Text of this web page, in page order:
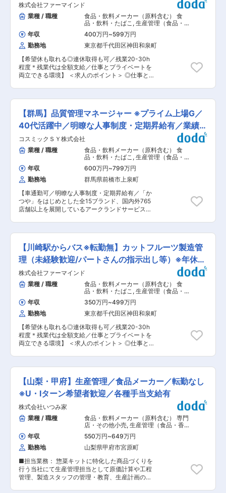
異常発生時の原因究明と是正措置 ・微生物検査や
異物混入防止対策の実施 2.教育・研修: ・店舗・
工場スタッフへのFSMS・HACCPや食品安全に
関する教育 ・新規採用者や現場責任者への衛生管
理研修 3.法令・規格遵守: ・食品衛生法や関連法
規の遵守状況確認 ・社内規定や業界標準との整合
性チェック (※ご経験に併せて下記業務についても
お任せいたします。) 4.HACCPシステムの構築・
維持管理: ・店舗や製造工場におけるFSMSや
HACCPプランの策定、更新、改善 ・CCP（重要
管理点）の設定とモニタリング体制の整備 ・衛生
ェーン全体でのリスク評価 ■組織構成： 食品コ
ーディネーター部の品質管理グループに所属し、
8名のメンバーと共に業務を行います。グループ
内には男性2名、女性6名が在籍しており、40代
から50代のメンバーが中心です。北部九州と南九
州でそれぞれ1名ずつ採用し、エリアごとに担当
の訪問が必要です。場合によっては宿泊を伴うこ
ともあります。 ■魅力情報： ・全社平均残業時
間は12時間程度で、ワークライフバランスを保ち
ながら働けます。 ・成長戦略の一環としての採用
であり、安定した企業でキャリアを築くことがで
きます。 ・専門知識を活かし、安全衛生管理のプ
更の範囲：会社の定める業務
株式会社ファーマインド
業種 / 職種
食品・飲料メーカー（原料含む） 食
品・飲料・たばこ , 生産管理（食品・香
料・飼料） 製造・生産リーダー（食
品・香料・飼料）
年収 400万円~599万円
勤務地
東京都千代田区神田和泉町
【希望休も取れる◎連休取得も可／残業20-30h
程度＊残業代は全額支給／仕事とプライベートを
両立できる環境】 ＜求人のポイント＞ ◎仕事とプ
入社の方も活躍中！ ◎私たちの生活を明るくする
「カットフルーツ」を製造！ ■職務内容： カッ
トフルーツ製造部にて、製造ラインの管理作業を
お任せします。 ※製造ラインでの作業は、パート
さんが行います。 ＜具体的な業務内容＞ （1）製
造ラインの管理 約30名のパート社員への作業の
指示出しや進捗管理を行います。 ゆくゆくはシフ
ト・出退勤管理や現場改善活動も担当いただきま
す。 （2）カットフルーツに使用する原料の品質
チェック （3）機械設備管理 機械設備の稼働状況
を確認し、必要に応じて簡単な調整やメンテナン
スを行います。 ＊カットフルーツの製造は、包丁
やピーラーでの手作業もある現場です。出荷時間
に合わせて、目標数を作るためにパートさんへの
声掛けやサポートなど行っていただきます。 ＜1
日の流れ（例）＞ ◎出社後、メールと受注確認 └
ック、パートさんのライン配置・作業指示、品質
チェックを行います。 ---昼食--- ◎午前の作業状
況を見て、配置の見直し・変更指示を出します。
◎製造現場の片づけをして、事務処理をして退
勤！ ■入社後の流れ： ・まずは、製造作業を知
っていただくために、数か月は実際にカットフル
ーツの製造ラインに入って業務を覚えていただき
ます。 ・業務を覚えたら、製造ラインでのパート
さんの管理を担当します。 ■働き方： ・１週間
ごとのシフト制※夜勤は月平均月7日前後（シーズ
ンによる） ※まずは日勤の業務を覚えていただ
き、徐々に夜勤シフトにも入っていただきます。
・年間休日：124日（基本的に週休二日制・月8〜
希望休を提出いただいており、その後1週間以内
に調整の上決定しています。 ・有給取得日数（全
仕出し弁当あり ・更衣室やロッカー、休憩室あり
変更の範囲：会社の定める業務
【群馬】品質管理マネージャー ※プライム上場G／
40代活躍中／明瞭な人事制度・定期昇給有／業績絶
好調
コスミックＳＹ株式会社
業種 / 職種
食品・飲料メーカー（原料含む） 食
品・飲料・たばこ , 生産管理（食品・香
料・飼料） 品質管理（食品・香料・飼
料）
年収 600万円~799万円
勤務地
群馬県前橋市上泉町
【車通勤可／明瞭な人事制度・定期昇給有／「か
つや」をはじめとした全15ブランド、国内外765
店舗以上を展開しているアークランドサービス
容：品質管理業務を担当していただきます。 【募
集背景】事業拡大による増員 【業務詳細】 ・品
質マニュアル、手順書の作成・管理 ・品質の向
上、維持、原因究明と是正処理 ・社員衛生教育
・製品、工場内の細菌検査 ・各認証取得、更新維
持作業 ・品管に関連する資料及び報告書の作成
【変更の範囲：会社の定める業務】 ■就業環境に
ついて ・平均残業時間は20時間程度 ・車、自転
車、バイク通勤が可能 ・昼食は無料で提供（日替
わりのビュッフェ形式） ■キャリアパス キャリ
アパスが明確で能力・意欲次第で中長期的にスキ
ルアップ・キャリアアップを図ることができま
す。 ■コスミックSYの想い ・他社にはない世界
初の技術を駆使して、おいしさを追求していま
す。 手ごろな価格で、より良いものをスピード感
を持ってお届けする。そのためのこだわりには、
めて作り続けてまいります。 変更の範囲：会社の
定める業務
【川崎駅からバス※転勤無】カットフルーツ製造管
理（未経験歓迎/パートさんの指示出し等）※年休
124日
株式会社ファーマインド
業種 / 職種
食品・飲料メーカー（原料含む） 食
品・飲料・たばこ , 生産管理（食品・香
料・飼料） 製造・生産リーダー（食
品・香料・飼料）
年収 350万円~499万円
勤務地
東京都千代田区神田和泉町
【希望休も取れる◎連休取得も可／残業20-30h
程度＊残業代は全額支給／仕事とプライベートを
両立できる環境】 ＜求人のポイント＞ ◎仕事とプ
入社の方も活躍中！ ◎私たちの生活を明るくする
「カットフルーツ」を製造！ ■職務内容： カッ
トフルーツ製造部にて、製造ラインの管理作業を
お任せします。 ※製造ラインでの作業は、パート
さんが行います。 ＜具体的な業務内容＞ （1）製
造ラインの管理 約30名のパート社員への作業の
指示出しや進捗管理を行います。 ゆくゆくはシフ
ト・出退勤管理や現場改善活動も担当いただきま
す。 （2）カットフルーツに使用する原料の品質
チェック （3）機械設備管理 機械設備の稼働状況
を確認し、必要に応じて簡単な調整やメンテナン
スを行います。 ＊カットフルーツの製造は、包丁
やピーラーでの手作業もある現場です。出荷時間
に合わせて、目標数を作るためにパートさんへの
声掛けやサポートなど行っていただきます。 ＜1
日の流れ（例）＞ ◎出社後、メールと受注確認 └
【山梨・甲府】生産管理／食品メーカー／転勤なし
※U・Iターン希望者歓迎／各種手当支給有
株式会社いつみ家
業種 / 職種
食品・飲料メーカー（原料含む） 専門
店・その他小売, 生産管理（食品・香
料・飼料）
年収 550万円~649万円
勤務地
山梨県甲府市宮原町
■担当業務： 惣菜キットに特化した商品づくりを
行う当社にて生産管理担当として原価計算や工程
管理、製造スタッフの管理・教育、生産計画の作